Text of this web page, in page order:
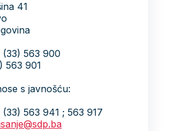
41
563 900
563 901
s javnošću:
563 941 ; 563 917